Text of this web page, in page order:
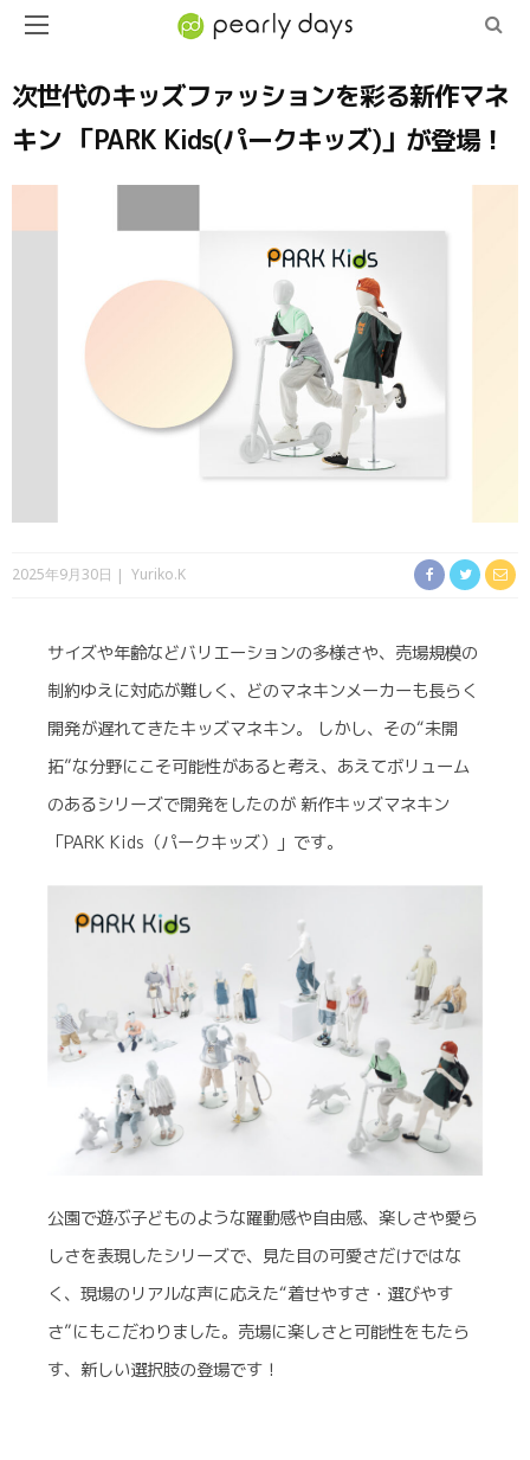
次世代のキッズファッションを彩る新作マネ
キン 「PARK Kids(パークキッズ)」が登場！
2025年9月30日 Yuriko.K
サイズや年齢などバリエーションの多様さや、売場規模の
制約ゆえに対応が難しく、どのマネキンメーカーも長らく
開発が遅れてきたキッズマネキン。 しかし、その“未開
拓”な分野にこそ可能性があると考え、あえてボリューム
のあるシリーズで開発をしたのが 新作キッズマネキン
「PARK Kids（パークキッズ）」です。
公園で遊ぶ子どものような躍動感や自由感、楽しさや愛ら
しさを表現したシリーズで、見た目の可愛さだけではな
く、現場のリアルな声に応えた“着せやすさ・選びやす
さ”にもこだわりました。売場に楽しさと可能性をもたら
す、新しい選択肢の登場です！